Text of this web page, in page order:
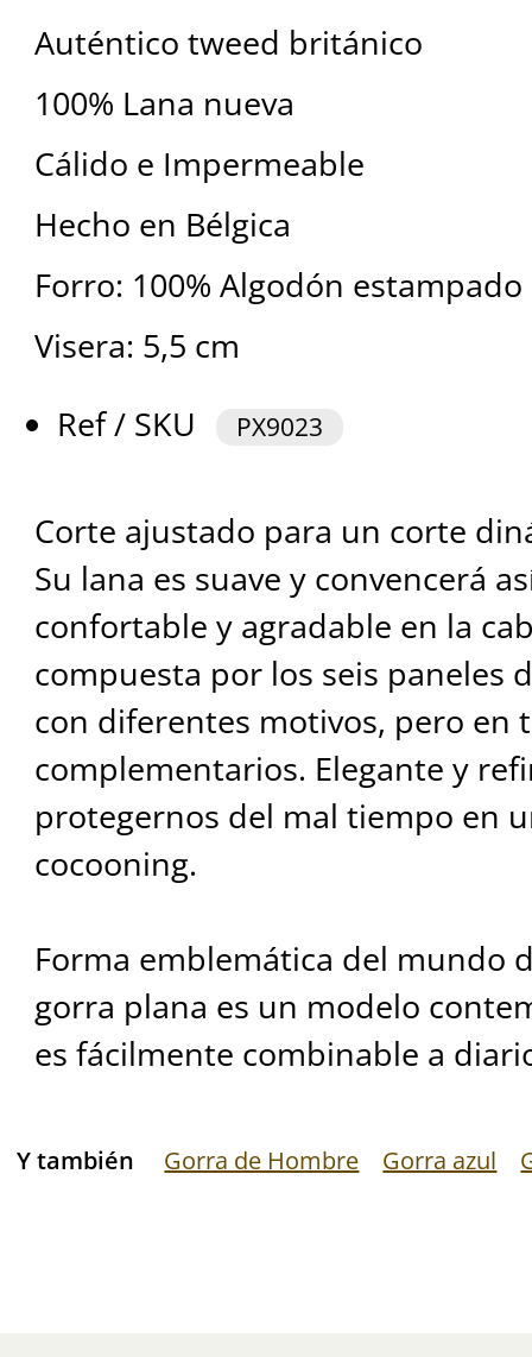
Auténtico tweed británico
100% Lana nueva
Cálido e Impermeable
Hecho en Bélgica
Forro: 100% Algodón
Visera: 5,5 cm
Ref / SKU
PX9023
Corte ajustado para un corte
Su lana es suave y convencerá
confortable y agradable en la
compuesta por los seis paneles
con diferentes motivos, pero en
complementarios. Elegante y
protegernos del mal tiempo en
cocooning.
Forma emblemática del mundo
gorra plana es un modelo
es fácilmente combinable a
Y también Gorra de Hombre Gorra azul